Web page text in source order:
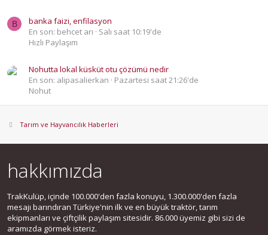
B
banka faizi, enfilasyon
En son: behcet arı
Salı saat 10:19'de
Hızlı Paylaşım
Nohutta lokal küsküt otu çözümü nedir
En son: alipasalierkan
Pazartesi saat 21:26'de
Nohut
Tarım ve Hayvancılık Haberleri
hakkımızda
TrakKulüp, içinde 100.000'den fazla konuyu, 1.300.000'den fazla
mesajı barındıran Türkiye'nin ilk ve en büyük traktör, tarım
ekipmanları ve çiftçilik paylaşım sitesidir. 86.000 üyemiz gibi sizi de
aramızda görmek isteriz.